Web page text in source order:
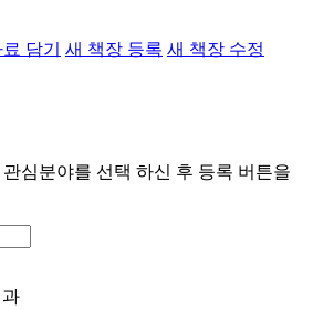
담기 새 책장 등록 새 책장 수정
심분야를 선택 하신 후 등록 버튼을